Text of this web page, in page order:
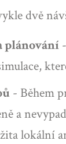
dvě
plánování
- Během
a
lokální